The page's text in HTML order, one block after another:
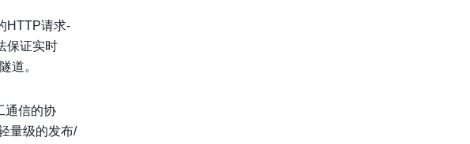
HTTP请求-
保证实时
道。
通信的协
量级的发布/